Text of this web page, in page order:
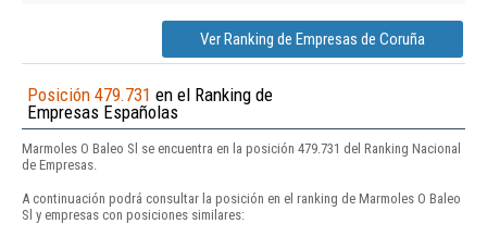
Ver Ranking de Empresas de Coruña
Posición 479.731 en el Ranking de
Empresas Españolas
Marmoles O Baleo Sl se encuentra en la posición 479.731 del Ranking Nacional
de Empresas.
A continuación podrá consultar la posición en el ranking de Marmoles O Baleo
Sl y empresas con posiciones similares: